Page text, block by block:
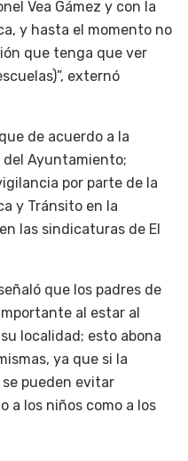
Vea Gámez y con la
y hasta el momento no
que tenga que ver
externó
de acuerdo a la
Ayuntamiento;
por parte de la
y Tránsito en la
las sindicaturas de El
que los padres de
al estar al
localidad; esto abona
ya que si la
pueden evitar
los niños como a los